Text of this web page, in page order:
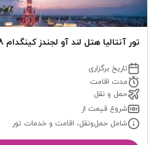
تور آنتالیا هتل لند آو لجندز کینگدام 8 روزه
تاریخ برگزاری
مدت اقامت
حمل و نقل
شروع قیمت از
شامل حمل‌ونقل، اقامت و خدمات تور